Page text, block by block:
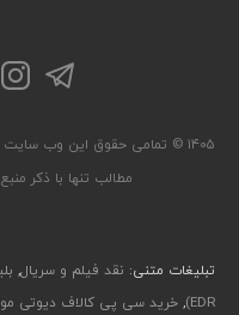
تلگرام
۱۴۰۵ © تمامی حقوق این وب سایت برای
مطالب تنها با ذکر
تبلیغات متنی: نقد فیلم و سریال,
EDR)
,خرید سی پی کالاف دیوتی